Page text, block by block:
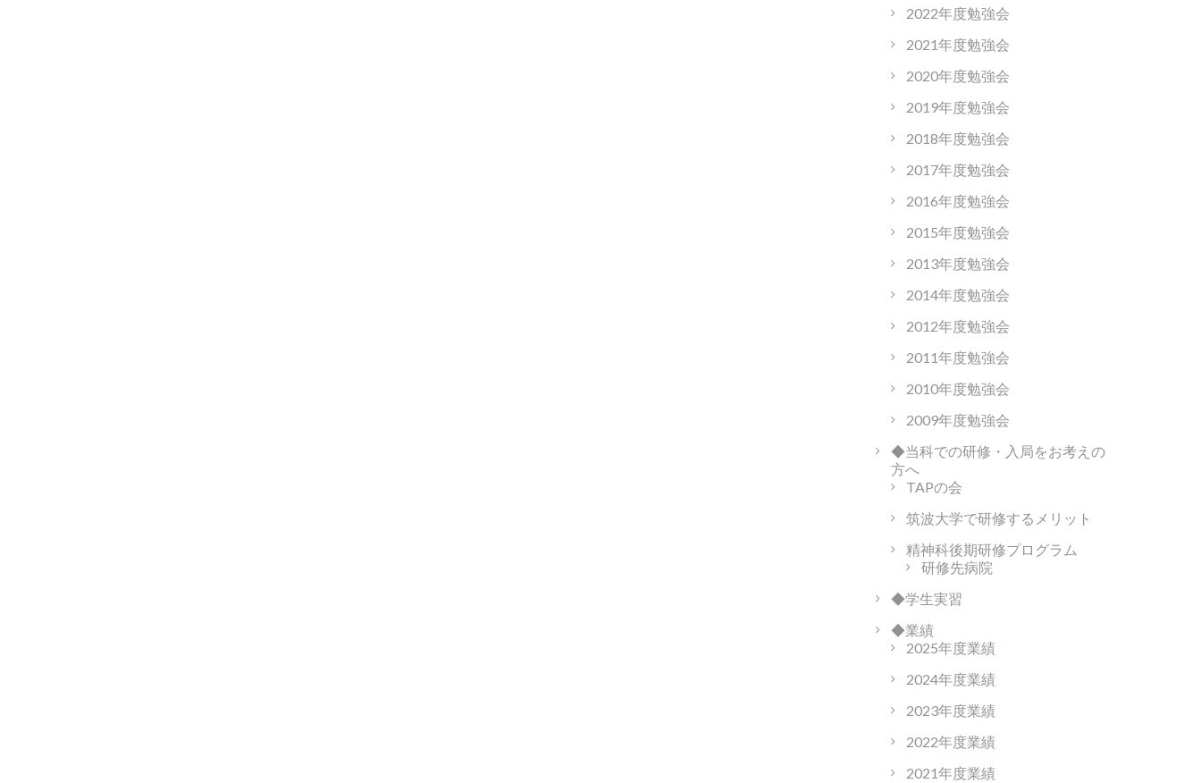
2022年度勉強会
2021年度勉強会
2020年度勉強会
2019年度勉強会
2018年度勉強会
2017年度勉強会
2016年度勉強会
2015年度勉強会
2013年度勉強会
2014年度勉強会
2012年度勉強会
2011年度勉強会
2010年度勉強会
2009年度勉強会
◆当科での研修・入局をお考えの
方へ
TAPの会
筑波大学で研修するメリット
精神科後期研修プログラム
研修先病院
◆学生実習
◆業績
2025年度業績
2024年度業績
2023年度業績
2022年度業績
2021年度業績